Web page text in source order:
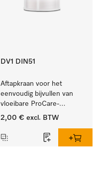
DV1 DIN51
Aftapkraan voor het
eenvoudig bijvullen van
vloeibare ProCare-
producten.
2,00 € excl. BTW